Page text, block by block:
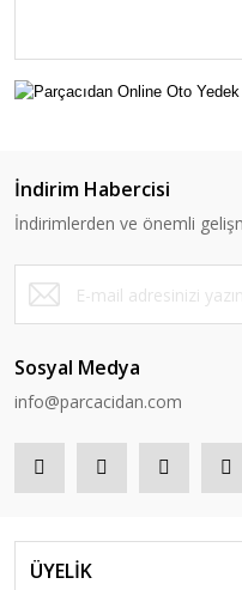
İndirim Habercisi
İndirimlerden ve önemli
Sosyal Medya
info@parcacidan.com
ÜYELİK